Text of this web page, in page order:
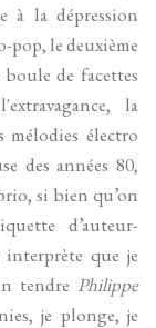
à la dépression
pop, le deuxième
de facettes
la
mélodies électro
des années 80,
si bien qu’on
d’auteur-
que je
tendre Philippe
je plonge, je